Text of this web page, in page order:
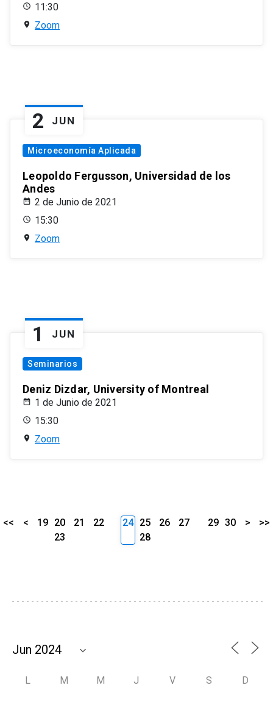
11:30
Zoom
2 JUN
Microeconomía Aplicada
Leopoldo Fergusson, Universidad de los
Andes
2 de Junio de 2021
15:30
Zoom
1 JUN
Seminarios
Deniz Dizdar, University of Montreal
1 de Junio de 2021
15:30
Zoom
<< < 19 20 21
22
23
24 25 26
27
28
29 30 > >>
L M M J V S D